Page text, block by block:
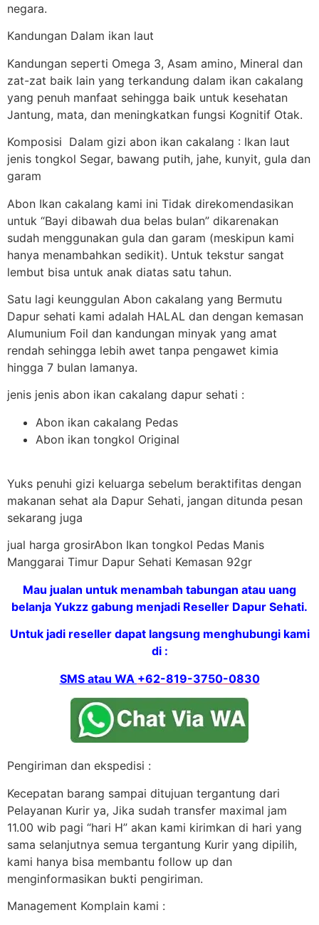
negara.
Kandungan Dalam ikan laut
Kandungan seperti Omega 3, Asam amino, Mineral dan
zat-zat baik lain yang terkandung dalam ikan cakalang
yang penuh manfaat sehingga baik untuk kesehatan
Jantung, mata, dan meningkatkan fungsi Kognitif Otak.
Komposisi Dalam gizi abon ikan cakalang : Ikan laut
jenis tongkol Segar, bawang putih, jahe, kunyit, gula dan
garam
Abon Ikan cakalang kami ini Tidak direkomendasikan
untuk “Bayi dibawah dua belas bulan” dikarenakan
sudah menggunakan gula dan garam (meskipun kami
hanya menambahkan sedikit). Untuk tekstur sangat
lembut bisa untuk anak diatas satu tahun.
Satu lagi keunggulan Abon cakalang yang Bermutu
Dapur sehati kami adalah HALAL dan dengan kemasan
Alumunium Foil dan kandungan minyak yang amat
rendah sehingga lebih awet tanpa pengawet kimia
hingga 7 bulan lamanya.
jenis jenis abon ikan cakalang dapur sehati :
Abon ikan cakalang Pedas
Abon ikan tongkol Original
Yuks penuhi gizi keluarga sebelum beraktifitas dengan
makanan sehat ala Dapur Sehati, jangan ditunda pesan
sekarang juga
jual harga grosirAbon Ikan tongkol Pedas Manis
Manggarai Timur Dapur Sehati Kemasan 92gr
Mau jualan untuk menambah tabungan atau uang
belanja Yukzz gabung menjadi Reseller Dapur Sehati.
Untuk jadi reseller dapat langsung menghubungi kami
di :
SMS atau WA +62-819-3750-0830
Pengiriman dan ekspedisi :
Kecepatan barang sampai ditujuan tergantung dari
Pelayanan Kurir ya, Jika sudah transfer maximal jam
11.00 wib pagi “hari H” akan kami kirimkan di hari yang
sama selanjutnya semua tergantung Kurir yang dipilih,
kami hanya bisa membantu follow up dan
menginformasikan bukti pengiriman.
Management Komplain kami :